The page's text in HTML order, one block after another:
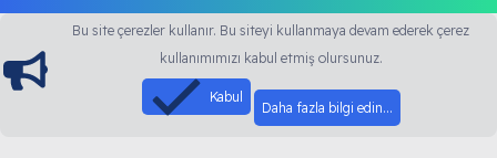
Bu site çerezler kullanır. Bu siteyi kullanmaya devam ederek çerez
kullanımımızı kabul etmiş olursunuz.
Kabul
Daha fazla bilgi edin…